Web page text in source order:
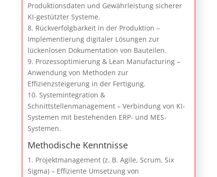
Produktionsdaten und Gewährleistung sicherer
KI-gestützter Systeme.
8. Rückverfolgbarkeit in der Produktion –
Implementierung digitaler Lösungen zur
lückenlosen Dokumentation von Bauteilen.
9. Prozessoptimierung & Lean Manufacturing –
Anwendung von Methoden zur
Effizienzsteigerung in der Fertigung.
10. Systemintegration &
Schnittstellenmanagement – Verbindung von KI-
Systemen mit bestehenden ERP- und MES-
Systemen.
Methodische Kenntnisse
1. Projektmanagement (z. B. Agile, Scrum, Six
Sigma) – Effiziente Umsetzung von